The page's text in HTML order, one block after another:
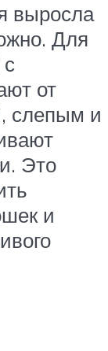
выросла
Для
от
слепым и
Это
и